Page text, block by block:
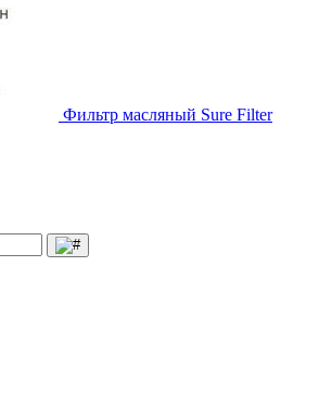
Фильтр масляный Sure Filter